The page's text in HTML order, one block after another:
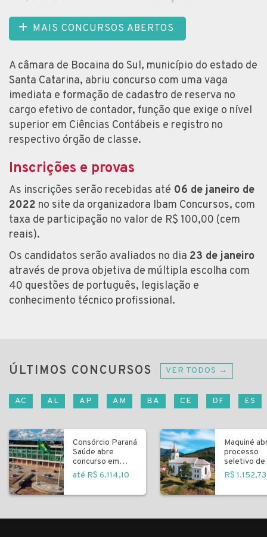
MAIS CONCURSOS ABERTOS
A câmara de Bocaina do Sul, município do estado de
Santa Catarina, abriu concurso com uma vaga
imediata e formação de cadastro de reserva no
cargo efetivo de contador, função que exige o nível
superior em Ciências Contábeis e registro no
respectivo órgão de classe.
Inscrições e provas
As inscrições serão recebidas até 06 de janeiro de
2022 no site da organizadora Ibam Concursos, com
taxa de participação no valor de R$ 100,00 (cem
reais).
Os candidatos serão avaliados no dia 23 de janeiro
através de prova objetiva de múltipla escolha com
40 questões de português, legislação e
conhecimento técnico profissional.
ÚLTIMOS CONCURSOS VER TODOS →
AC AL AP AM BA CE DF ES
Consórcio Paraná
Saúde abre
concurso em
Curitiba
até R$ 6.114,10
Maquiné
processo
seletivo de
R$ 1.152,73